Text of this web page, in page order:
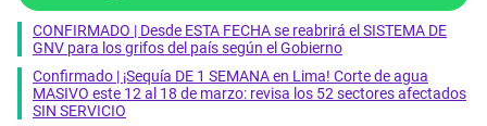
CONFIRMADO | Desde ESTA FECHA se reabrirá el SISTEMA DE
GNV para los grifos del país según el Gobierno
Confirmado | ¡Sequía DE 1 SEMANA en Lima! Corte de agua
MASIVO este 12 al 18 de marzo: revisa los 52 sectores afectados
SIN SERVICIO